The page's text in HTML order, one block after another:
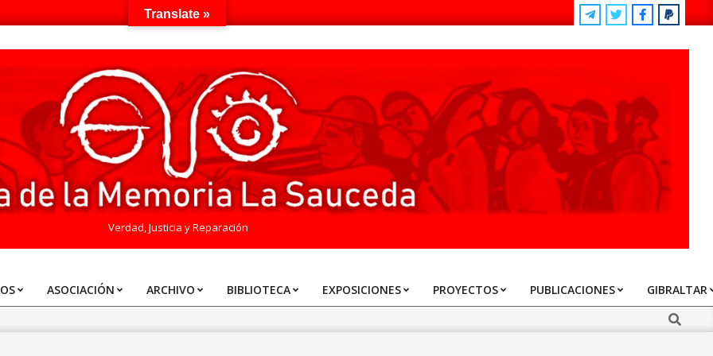
Verdad, Justicia y Reparación
ASOCIACIÓN ARCHIVO BIBLIOTECA EXPOSICIONES PROYECTOS PUBLICACIONES GIBRALTAR
Search
Translate »